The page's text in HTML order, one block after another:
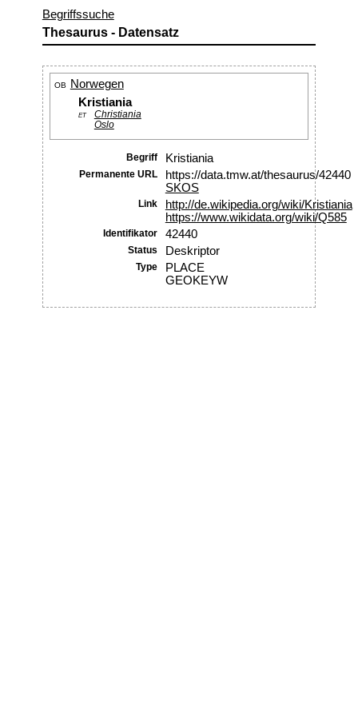
Begriffssuche
Thesaurus - Datensatz
OB
Norwegen
Kristiania
ET
Christiania
Oslo
Begriff Kristiania
Permanente URL
https://data.tmw.at/thesaurus/42440
SKOS
Link
http://de.wikipedia.org/wiki/Kristiania
https://www.wikidata.org/wiki/Q585
Identifikator 42440
Status Deskriptor
Type
PLACE
GEOKEYW